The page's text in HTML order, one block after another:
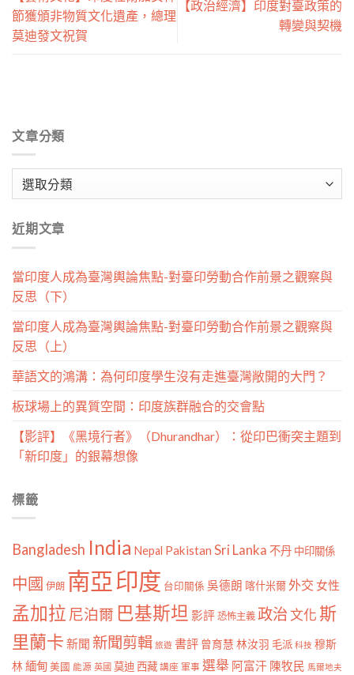
節獲頒非物質文化遺產，總理
莫迪發文祝賀
【政治經濟】印度對臺政策的
轉變與契機
文章分類
章
類
近期文章
當印度人成為臺灣輿論焦點-對臺印勞動合作前景之觀察與
反思（下）
當印度人成為臺灣輿論焦點-對臺印勞動合作前景之觀察與
反思（上）
華語文的鴻溝：為何印度學生沒有走進臺灣敞開的大門？
板球場上的異質空間：印度族群融合的交會點
【影評】《黑境行者》（Dhurandhar）：從印巴衝突主題到
「新印度」的銀幕想像
標籤
Bangladesh India Nepal Pakistan Sri Lanka 不丹 中印關係
中國 伊朗 南亞印度 台印關係 吳德朗 喀什米爾外交 女性
孟加拉 尼泊爾 巴基斯坦 影評 恐怖主義 政治文化斯
里蘭卡 新聞 新聞剪輯 旅遊 書評 曾育慧 林汝羽 毛派 科技 穆斯
林 緬甸 美國 能源 英國 莫迪 西藏 講座 軍事 選舉 阿富汗 陳牧民 馬爾地夫